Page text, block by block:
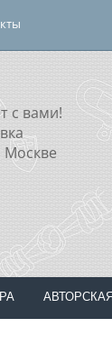
с вами!
Москве
АВТОРСКАЯ